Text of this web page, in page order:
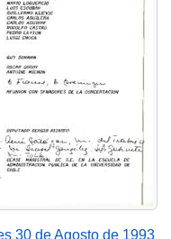
30 de Agosto de 1993